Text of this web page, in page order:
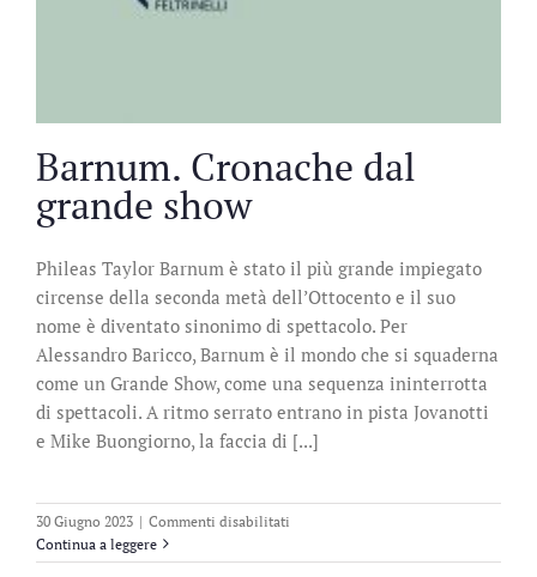
Barnum. Cronache dal
grande show
Phileas Taylor Barnum è stato il più grande impiegato
circense della seconda metà dell’Ottocento e il suo
nome è diventato sinonimo di spettacolo. Per
Alessandro Baricco, Barnum è il mondo che si squaderna
come un Grande Show, come una sequenza ininterrotta
di spettacoli. A ritmo serrato entrano in pista Jovanotti
e Mike Buongiorno, la faccia di [...]
30 Giugno 2023 | Commenti disabilitati
Cronache
Continua a leggere